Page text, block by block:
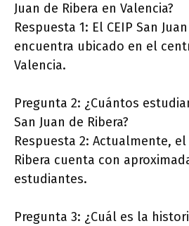
Juan de Ribera en Valencia?
Respuesta 1: El CEIP San
encuentra ubicado en el
Valencia.
Pregunta 2: ¿Cuántos
San Juan de Ribera?
Respuesta 2: Actualmente, el
Ribera cuenta con
estudiantes.
Pregunta 3: ¿Cuál es la